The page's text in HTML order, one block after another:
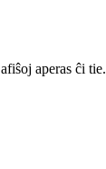
aperas ĉi tie.